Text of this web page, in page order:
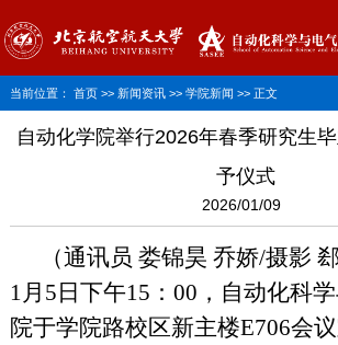
当前位置： 首页>> 新闻资讯>> 学院新闻 >> 正文
自动化学院举行2026年春季研究生
予仪式
2026/01/09
（通讯员 娄锦昊 乔娇/摄影
1月5日下午15：00，自动化科
院于学院路校区新主楼E706会